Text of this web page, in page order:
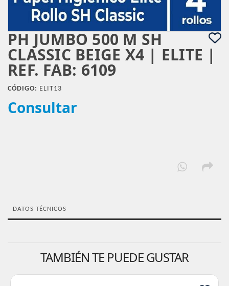
PH JUMBO 500 M SH
CLASSIC BEIGE X4 | ELITE |
REF. FAB: 6109
CÓDIGO: ELIT13
Consultar
DATOS TÉCNICOS
TAMBIÉN TE PUEDE GUSTAR